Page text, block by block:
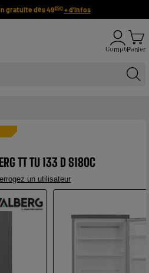
gratuite dès 49€90 + d'infos
ComptePanier
TT TU 133 D S180C
un utilisateur